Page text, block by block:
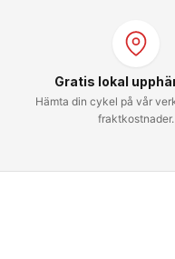
Gratis lokal
Hämta din cykel på vår
fraktkostnader.